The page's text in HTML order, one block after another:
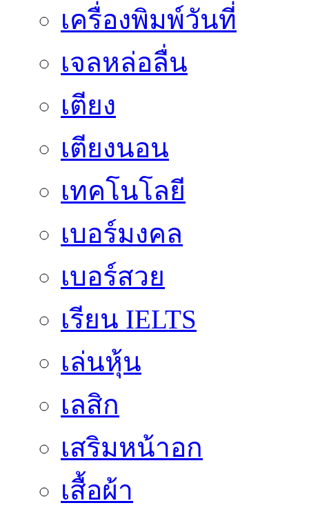
เครื่องพิมพ์วันที่
เจลหล่อลื่น
เตียง
เตียงนอน
เทคโนโลยี
เบอร์มงคล
เบอร์สวย
เรียน IELTS
เล่นหุ้น
เลสิก
เสริมหน้าอก
เสื้อผ้า